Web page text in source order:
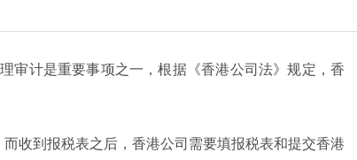
审计是重要事项之一，根据《香港公司法》规定，香
收到报税表之后，香港公司需要填报税表和提交香港